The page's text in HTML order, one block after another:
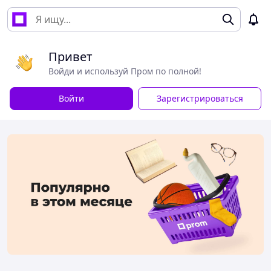
Привет
Войди и используй Пром по полной!
Войти Зарегистрироваться